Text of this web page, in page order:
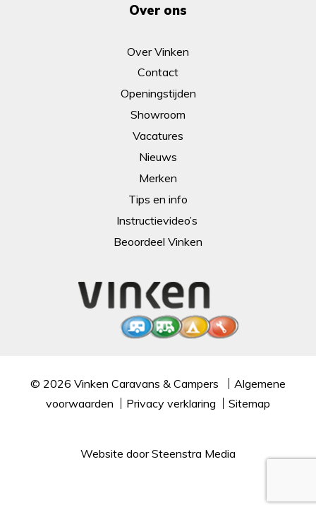
Over ons
Over Vinken
Contact
Openingstijden
Showroom
Vacatures
Nieuws
Merken
Tips en info
Instructievideo’s
Beoordeel Vinken
© 2026 Vinken Caravans & Campers
Algemene
voorwaarden
Privacy verklaring Sitemap
Website doorSteenstra Media